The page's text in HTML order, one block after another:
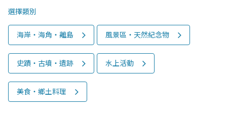
選擇類別
海岸‧海角‧離島 風景區‧天然紀念物
史蹟‧古墳‧遺跡 水上活動
美食‧鄉土料理